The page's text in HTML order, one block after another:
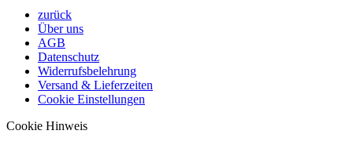
zurück
Über uns
AGB
Datenschutz
Widerrufsbelehrung
Versand & Lieferzeiten
Cookie Einstellungen
Cookie Hinweis